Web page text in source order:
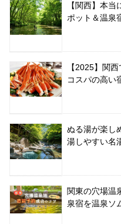
【関西】本
ポット＆温泉
【2025】関
コスパの高い
ぬる湯が楽し
湯しやすい名
関東の穴場温
泉宿を温泉ソ